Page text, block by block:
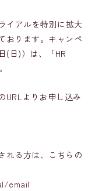
イアルを特別に拡大
おります。キャンペ
(日)）は、「HR
URLよりお申し込み
れる方は、こちらの
email